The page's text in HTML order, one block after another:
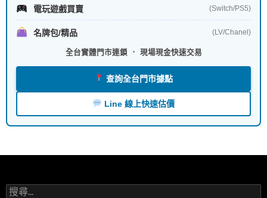
電玩遊戲買賣 (Switch/PS5)
名牌包/精品 (LV/Chanel)
全台實體門市連鎖 ． 現場現金快速交易
查詢全台門市據點
Line 線上快速估價
搜